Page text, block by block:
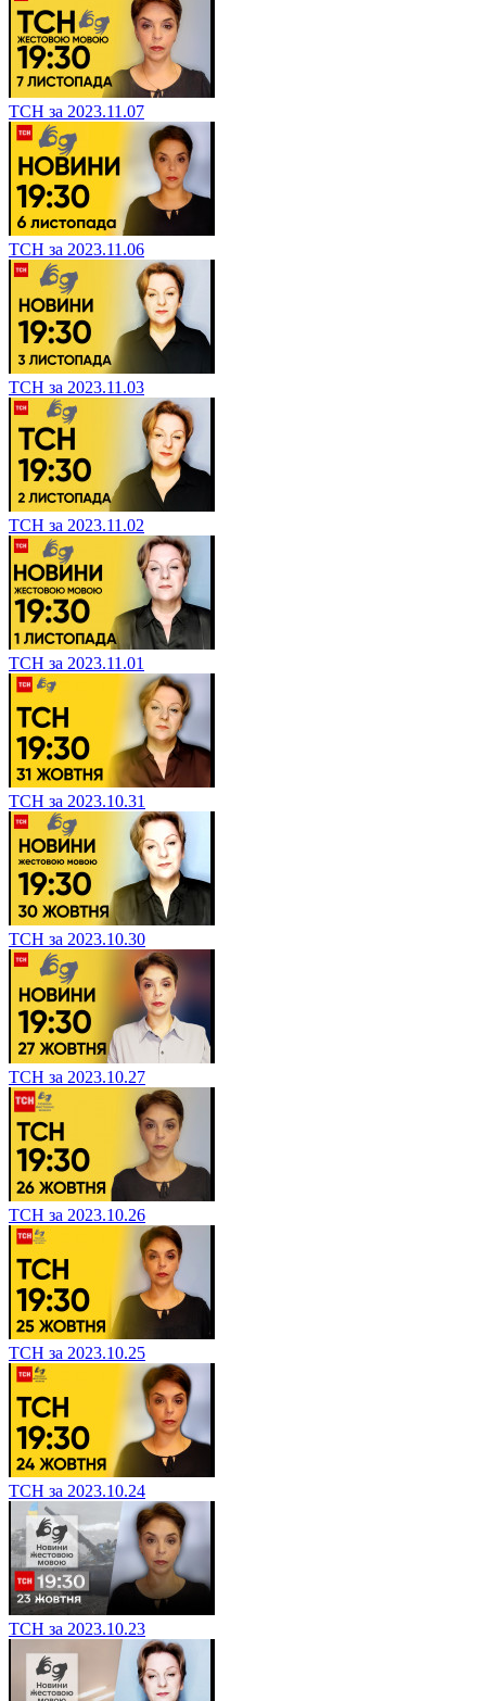
ТСН за 2023.11.07
ТСН за 2023.11.06
ТСН за 2023.11.03
ТСН за 2023.11.02
ТСН за 2023.11.01
ТСН за 2023.10.31
ТСН за 2023.10.30
ТСН за 2023.10.27
ТСН за 2023.10.26
ТСН за 2023.10.25
ТСН за 2023.10.24
ТСН за 2023.10.23